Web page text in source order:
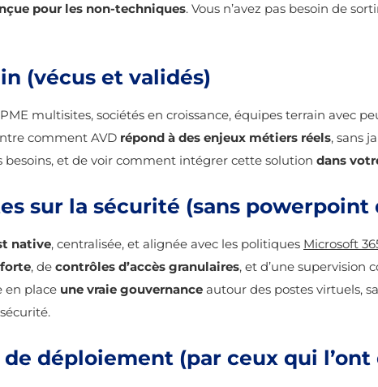
pour les non-techniques. Vous n’avez pas besoin de
(vécus et validés)
multisites, sociétés en croissance, équipes terrain avec
comment AVD répond à des enjeux métiers réels, sans
besoins, et de voir comment intégrer cette solution dans
sur la sécurité (sans powerpoint
native, centralisée, et alignée avec les politiques Microsoft
, de contrôles d’accès granulaires, et d’une supervision
en place une vraie gouvernance autour des postes virtuels,
déploiement (par ceux qui